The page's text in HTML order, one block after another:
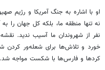
او با اشاره به جنگ آمریکا و رژیم
نه تنها منطقه ما، بلکه کل جهان را
نفر از شهروندان ما آسیب ندید.
خورد و تلاش‌ها برای شعله‌ور کردن
کردها و فارس‌ها با شکست مواجه شد.